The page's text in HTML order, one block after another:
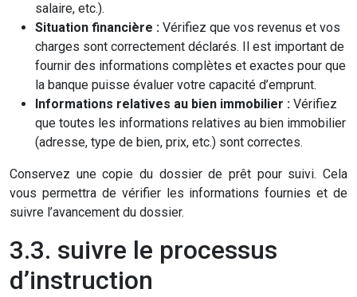
salaire, etc.).
Situation financière : Vérifiez que vos revenus et vos
charges sont correctement déclarés. Il est important de
fournir des informations complètes et exactes pour que
la banque puisse évaluer votre capacité d’emprunt.
Informations relatives au bien immobilier : Vérifiez
que toutes les informations relatives au bien immobilier
(adresse, type de bien, prix, etc.) sont correctes.
Conservez une copie du dossier de prêt pour suivi. Cela
vous permettra de vérifier les informations fournies et de
suivre l’avancement du dossier.
3.3. suivre le processus
d’instruction